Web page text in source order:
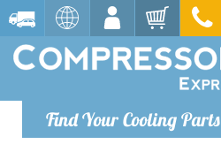
Find Your Cooling Parts